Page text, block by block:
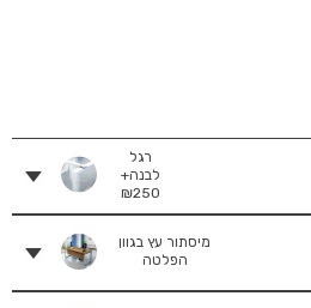
רגל
לבנה+
₪250
מיסתור עץ בגוון
הפלטה